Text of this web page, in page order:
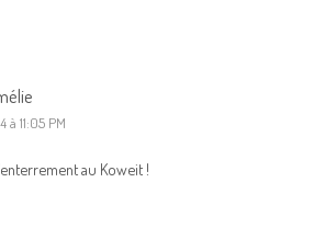
à 11:05 PM
au Koweit !